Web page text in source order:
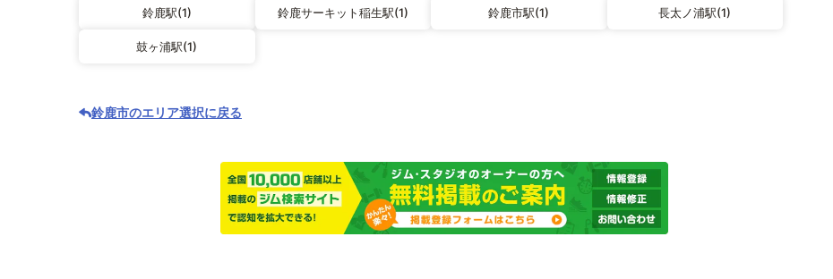
鈴鹿駅(1) 鈴鹿サーキット稲生駅(1) 鈴鹿市駅(1) 長太ノ浦駅(1)
鼓ヶ浦駅(1)
鈴鹿市のエリア選択に戻る